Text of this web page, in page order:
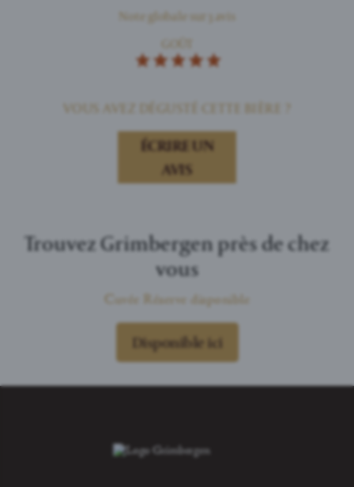
Note globale sur 3 avis
GOÛT
VOUS AVEZ DÉGUSTÉ CETTE BIÈRE ?
ÉCRIRE UN
AVIS
Trouvez Grimbergen près de chez
vous
Cuvée Réserve disponible
Disponible ici